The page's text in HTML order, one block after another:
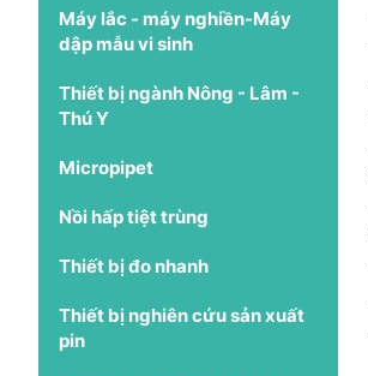
Máy lắc - máy nghiền-Máy
dập mẫu vi sinh
Thiết bị ngành Nông - Lâm -
Thú Y
Micropipet
Nồi hấp tiệt trùng
Thiết bị đo nhanh
Thiết bị nghiên cứu sản xuất
pin